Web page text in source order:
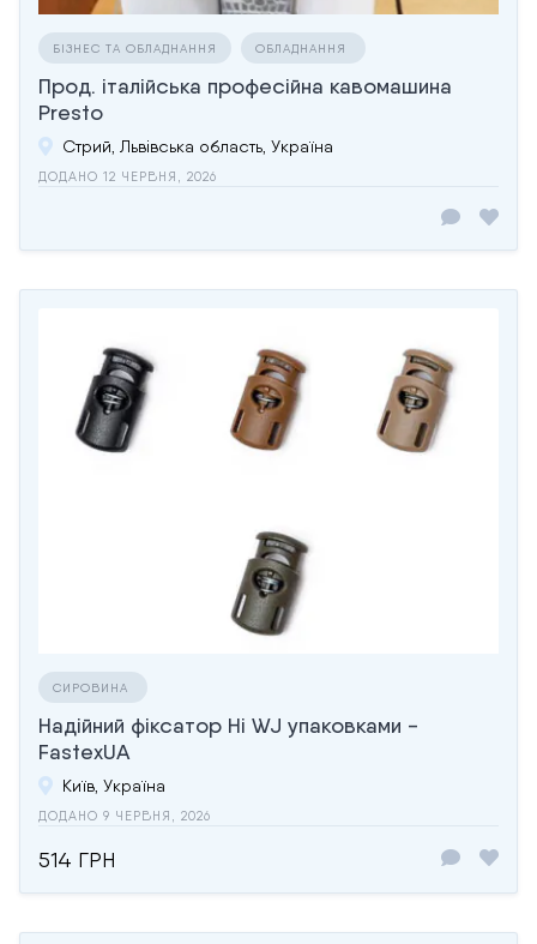
БІЗНЕС ТА ОБЛАДНАННЯ ОБЛАДНАННЯ
Прод. італійська професійна кавомашина
Presto
Стрий, Львівська область, Україна
ДОДАНО 12 ЧЕРВНЯ, 2026
СИРОВИНА
Надійний фіксатор Hi WJ упаковками -
FastexUA
Київ, Україна
ДОДАНО 9 ЧЕРВНЯ, 2026
514 ГРН